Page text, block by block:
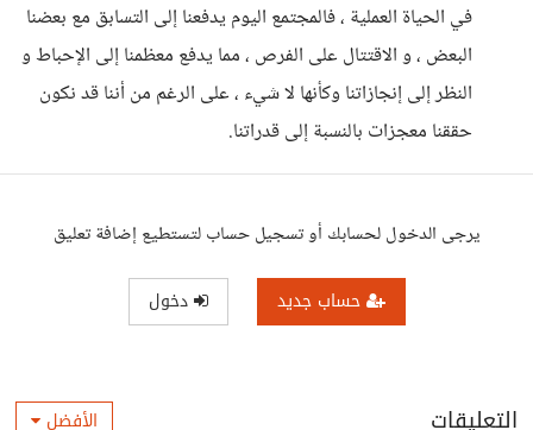
في الحياة العملية ، فالمجتمع اليوم يدفعنا إلى التسابق مع بعضنا
البعض ، و الاقتتال على الفرص ، مما يدفع معظمنا إلى الإحباط و
النظر إلى إنجازاتنا وكأنها لا شيء ، على الرغم من أننا قد نكون
حققنا معجزات بالنسبة إلى قدراتنا.
يرجى الدخول لحسابك أو تسجيل حساب لتستطيع إضافة تعليق
حساب جديد دخول
التعليقات الأفضل